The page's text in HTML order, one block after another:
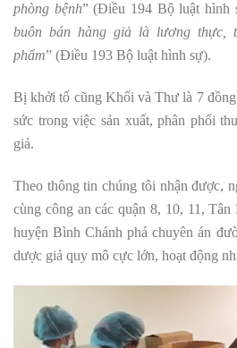
phòng bệnh” (Điều 194 Bộ luật hình
buôn bán hàng giả là lương thực,
phẩm” (Điều 193 Bộ luật hình sự).
Bị khởi tố cũng Khối và Thư là 7
sức trong việc sản xuất, phân phối
giả.
Theo thông tin chúng tôi nhận được,
cùng công an các quận 8, 10, 11,
huyện Bình Chánh phá chuyên án
dược giả quy mô cực lớn, hoạt động